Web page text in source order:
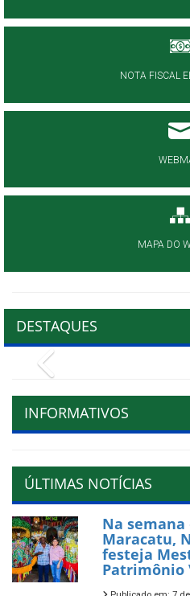
NOTA FISCAL
MAPA DO
DESTAQUES
INFORMATIVOS
ÚLTIMAS NOTÍCIAS
Na semana
Maracatu,
festeja
Patrimônio